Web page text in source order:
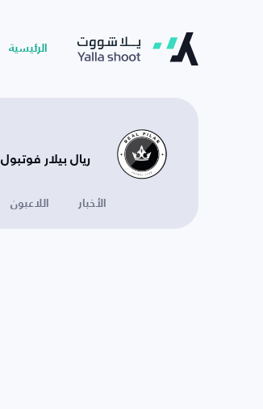
الرئيسية
ريال بيلار فوتبول U20 - الأرجنتين
الأخبار اللاعبون